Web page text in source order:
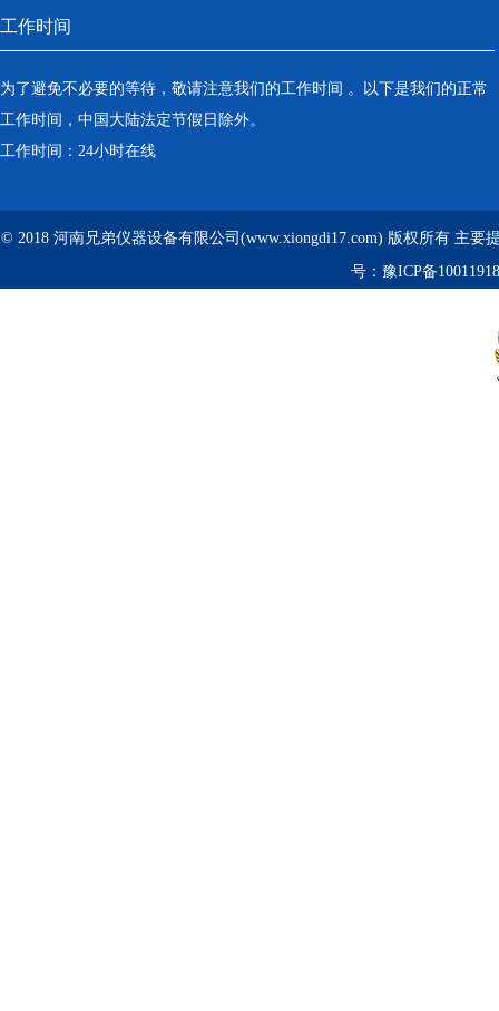
工作时间
为了避免不必要的等待，敬请注意我们的工作时间 。以下是我们的正常
工作时间，中国大陆法定节假日除外。
工作时间：24小时在线
© 2018 河南兄弟仪器设备有限公司(www.xiongdi17.com) 版权所有 主要
号： 豫ICP备